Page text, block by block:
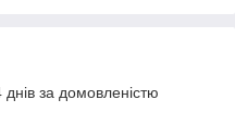
за домовленістю